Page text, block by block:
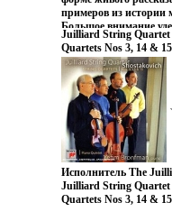
примеров из истории
Большое внимание
широкого читателя
представит для
студентов
Урванцев.
Juilliard String
Quartets Nos 3, 14 &
The Juilliard String
Исполнитель The
Juilliard String
Quartets Nos 3, 14 &